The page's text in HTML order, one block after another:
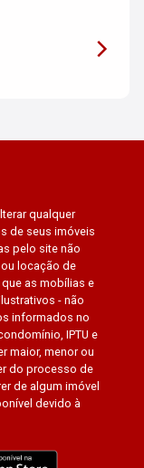
qualquer
de seus imóveis
pelo site não
locação de
as mobílias e
- não
informados no
IPTU e
maior, menor ou
do processo de
de algum imóvel
devido à